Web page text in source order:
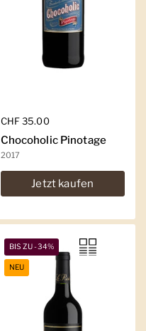
Regulärer Preis
CHF 35.00
Chocoholic Pinotage
2017
Jetzt kaufen
BIS ZU -34%
NEU